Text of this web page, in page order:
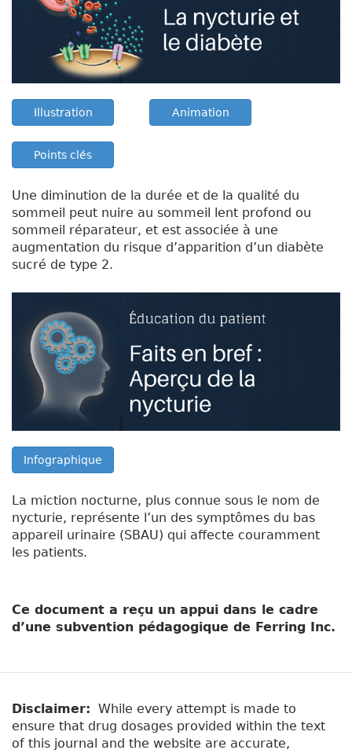
Illustration Animation
Points clés
Une diminution de la durée et de la qualité du
sommeil peut nuire au sommeil lent profond ou
sommeil réparateur, et est associée à une
augmentation du risque d’apparition d’un diabète
sucré de type 2.
Infographique
La miction nocturne, plus connue sous le nom de
nycturie, représente l’un des symptômes du bas
appareil urinaire (SBAU) qui affecte couramment
les patients.
Ce document a reçu un appui dans le cadre
d’une subvention pédagogique de Ferring Inc.
Disclaimer: While every attempt is made to
ensure that drug dosages provided within the text
of this journal and the website are accurate,